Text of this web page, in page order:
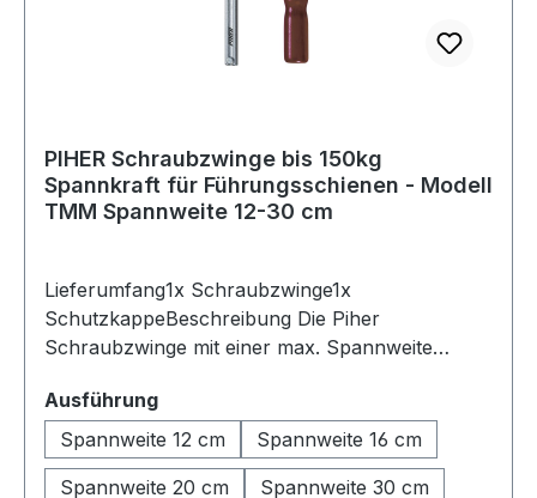
PIHER Schraubzwinge bis 150kg
Spannkraft für Führungsschienen - Modell
TMM Spannweite 12-30 cm
Lieferumfang1x Schraubzwinge1x
SchutzkappeBeschreibung Die Piher
Schraubzwinge mit einer max. Spannweite
sichere Befestigung von Führungsschienen und
das Spannen schwer zugänglicher Werkstücke
entwickelt. Dank ihrer robusten Schiene aus
Ganzstahl und des Hohlprofils überzeugt sie
Ausführungauswählen
Spannweite 12 cm
Spannweite 16 cm
Spannweite 20 cm
Spannweite 30 cm